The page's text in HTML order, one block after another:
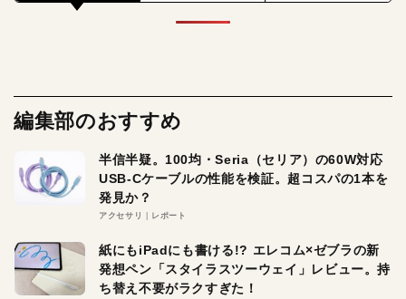
編集部のおすすめ
半信半疑。100均・Seria（セリア）の60W対応
USB-Cケーブルの性能を検証。超コスパの1本を
発見か？
アクセサリ レポート
紙にもiPadにも書ける!? エレコム×ゼブラの新
発想ペン「スタイラスツーウェイ」レビュー。持
ち替え不要がラクすぎた！